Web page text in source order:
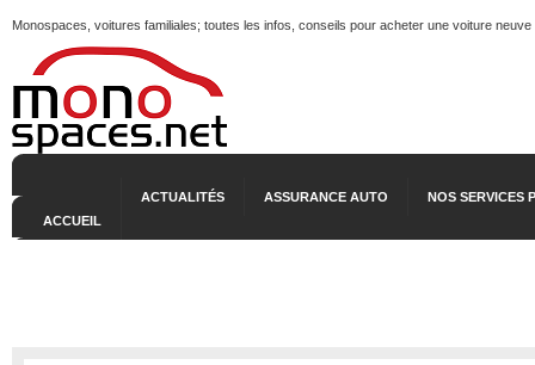
Monospaces, voitures familiales; toutes les infos, conseils pour acheter une voiture
ACCUEIL
ACTUALITÉS ASSURANCE AUTO NOS SERVICES